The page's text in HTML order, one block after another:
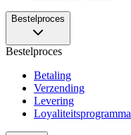
Bestelproces
Bestelproces
Betaling
Verzending
Levering
Loyaliteitsprogramma